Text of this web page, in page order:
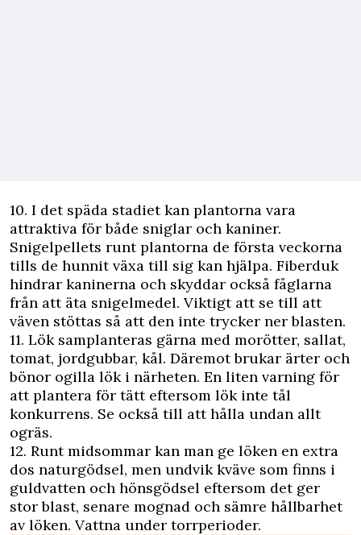
10. I det späda stadiet kan plantorna vara
attraktiva för både sniglar och kaniner.
Snigelpellets runt plantorna de första veckorna
tills de hunnit växa till sig kan hjälpa. Fiberduk
hindrar kaninerna och skyddar också fåglarna
från att äta snigelmedel. Viktigt att se till att
väven stöttas så att den inte trycker ner blasten.
11. Lök samplanteras gärna med morötter, sallat,
tomat, jordgubbar, kål. Däremot brukar ärter och
bönor ogilla lök i närheten. En liten varning för
att plantera för tätt eftersom lök inte tål
konkurrens. Se också till att hålla undan allt
ogräs.
12. Runt midsommar kan man ge löken en extra
dos naturgödsel, men undvik kväve som finns i
guldvatten och hönsgödsel eftersom det ger
stor blast, senare mognad och sämre hållbarhet
av löken. Vattna under torrperioder.